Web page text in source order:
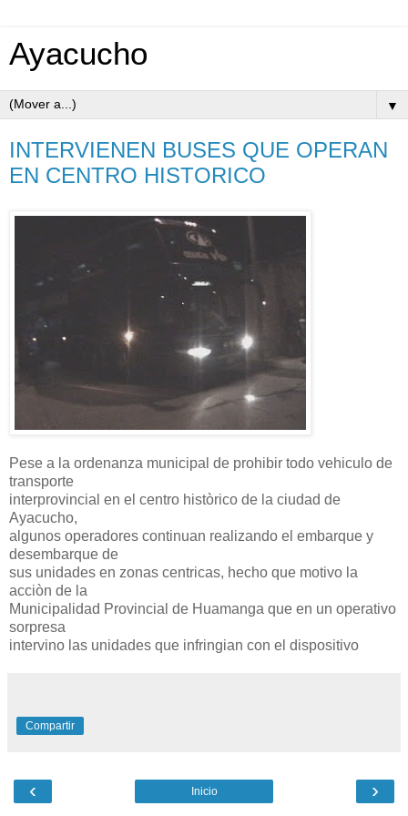
Ayacucho
▼
INTERVIENEN BUSES QUE OPERAN
EN CENTRO HISTORICO
Pese a la ordenanza municipal de prohibir todo vehiculo de
transporte
interprovincial en el centro històrico de la ciudad de
Ayacucho,
algunos operadores continuan realizando el embarque y
desembarque de
sus unidades en zonas centricas, hecho que motivo la
acciòn de la
Municipalidad Provincial de Huamanga que en un operativo
sorpresa
intervino las unidades que infringian con el dispositivo
Compartir
‹ ›
Inicio